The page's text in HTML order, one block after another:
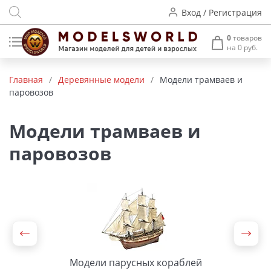
Вход / Регистрация
0товаров
на 0 руб.
Деревянные модели
Аккумуляторы и зарядные
Пластиковые модели
Архитектурные макеты
Главная / Деревянные модели / Модели трамваев и
паровозов
Модели трамваев и
паровозов
Модели парусных кораблей